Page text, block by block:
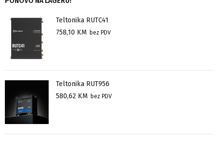
Teltonika RUTC41
758,10 KM bez PDV
Teltonika RUT956
580,62 KM bez PDV